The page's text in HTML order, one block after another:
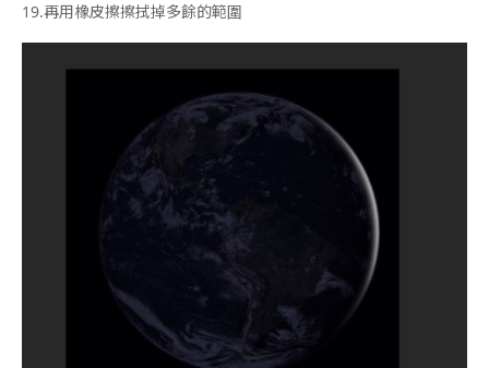
19.再用橡皮擦擦拭掉多餘的範圍